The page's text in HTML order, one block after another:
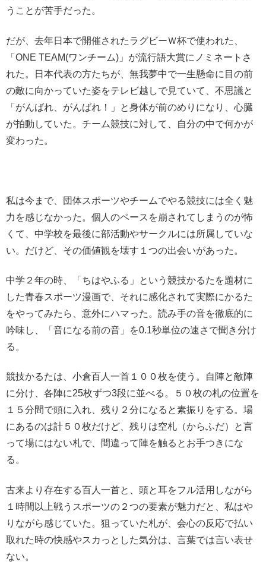
うことが苦手だった。
だが、去年日本で開催されたラグビーＷ杯で使われた、
「ONE TEAM(ワンチーム)」が流行語大賞にノミネートさ
れた。日本代表の方たちが、無我夢中で一生懸命に目の前
の敵に向かっていた姿をテレビ越しで見ていて、不思議と
「がんばれ、がんばれ！」と身体が前のめりになり、心臓
が拍動していた。チーム競技に対して、自分の中で何かが
変わった。
私は今まで、団体スポーツやチームでやる競技には全く魅
力を感じなかった。個人のペースを崩されてしまうのが怖
くて、中学校を最後に部活動やサークルには所属していな
い。だけど、その価値観を壊す１つの出会いがあった。
中学２年の時、「ちはやふる」という競技かるたを題材に
した青春スポーツ漫画で、それに感化されて実際にかるた
をやってみたら、意外にハマった。読み手の音を徹底的に
吟味し、「音になる前の音」を0.1秒単位の速さで聞き分け
る。
競技かるたは、小倉百人一首１００枚を使う。自陣と敵陣
に分け、各陣に25枚ずつ3段に並べる。５０枚の札の位置を
１５分間で頭に入れ、残り２分になると素振りをする。場
にあるのは計５０枚だけど、残りは空札（からふだ）と言
って場にはない札で、間違って陣を触るとお手つきにな
る。
古来より存在する百人一首と、頭と耳をフル活用しながら
１時間以上戦うスポーツの２つの要素が魅力だと、私はや
りながら感じていた。狙っていた札が、会心の反応で払い
取れた時の快感やスカっとした気分は、言葉では言い表せ
ない。